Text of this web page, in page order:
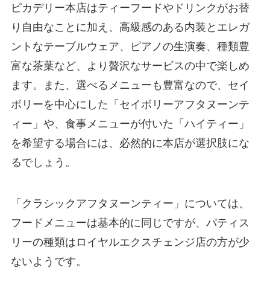
ピカデリー本店はティーフードやドリンクがお替
り自由なことに加え、高級感のある内装とエレガ
ントなテーブルウェア、ピアノの生演奏、種類豊
富な茶葉など、より贅沢なサービスの中で楽しめ
ます。また、選べるメニューも豊富なので、セイ
ボリーを中心にした「セイボリーアフタヌーンテ
ィー」や、食事メニューが付いた「ハイティー」
を希望する場合には、必然的に本店が選択肢にな
るでしょう。
「クラシックアフタヌーンティー」については、
フードメニューは基本的に同じですが、パティス
リーの種類はロイヤルエクスチェンジ店の方が少
ないようです。